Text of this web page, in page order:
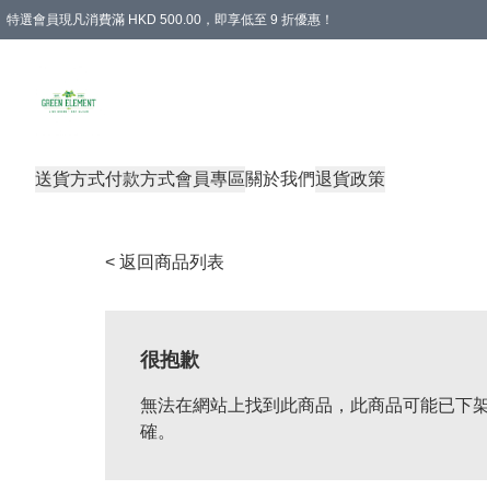
特選會員現凡消費滿 HKD 500.00，即享低至 9 折優惠！
送貨方式付款方式會員專區關於我們退貨政策
< 返回商品列表
很抱歉
無法在網站上找到此商品，此商品可能已下
確。